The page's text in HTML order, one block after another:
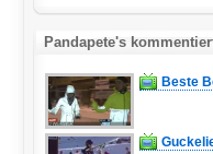
Pandapete's
Beste